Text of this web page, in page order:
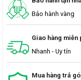
Bảo hành vàng
Giao hàng miễn
Nhanh - Uy tín
Mua hàng trả